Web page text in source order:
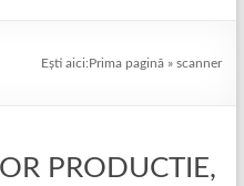
Ești aici:Prima pagină »scanner
PRODUCTIE,